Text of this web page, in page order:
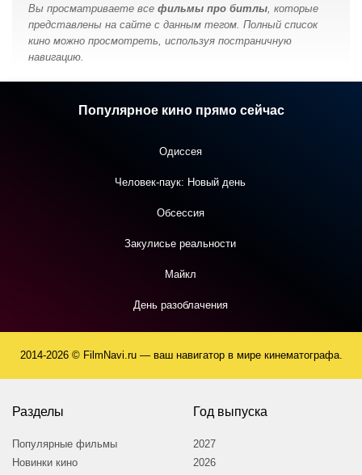
Вы просматриваете все фильмы про битлы, которые
представлены на сайте с данным тегом. Полный список
кино можно просмотреть, используя постраничную
навигацию.
Популярное кино прямо сейчас
Одиссея
Человек-паук: Новый день
Обсессия
Закулисье реальности
Майкл
День разоблачения
2014-2026 © FilmNavi.ru — ваш навигатор в мире кинематографа.
Разделы
Популярные фильмы
Новинки кино
Год выпуска
2027
2026